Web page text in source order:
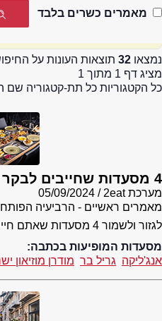
מאמרים כשרים בלבד
נמצאו 32 תוצאות העונות על
מציג דף 1 מתוך 1
כל הקטגוריות כל תת-קטגוריה
4 מסעדות שחייבים לבקר בירושלים
מערכת 2eat
05/09/2024
מאמרים ראשיים - הרביעיה
לגזור ולשמור 4 מסעדות שאתם חייבים לבקר בירושלים
מסעדות המופיעות בכתבה:
אנג'ליקה גריל בר מודרן מוזיאון